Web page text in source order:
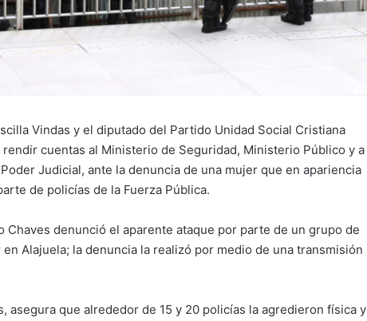
Vindas y el diputado del Partido Unidad Social Cristiana
cuentas al Ministerio de Seguridad, Ministerio Público y a
Judicial, ante la denuncia de una mujer que en apariencia
de policías de la Fuerza Pública.
Chaves denunció el aparente ataque por parte de un grupo de
Alajuela; la denuncia la realizó por medio de una transmisión
asegura que alrededor de 15 y 20 policías la agredieron física y